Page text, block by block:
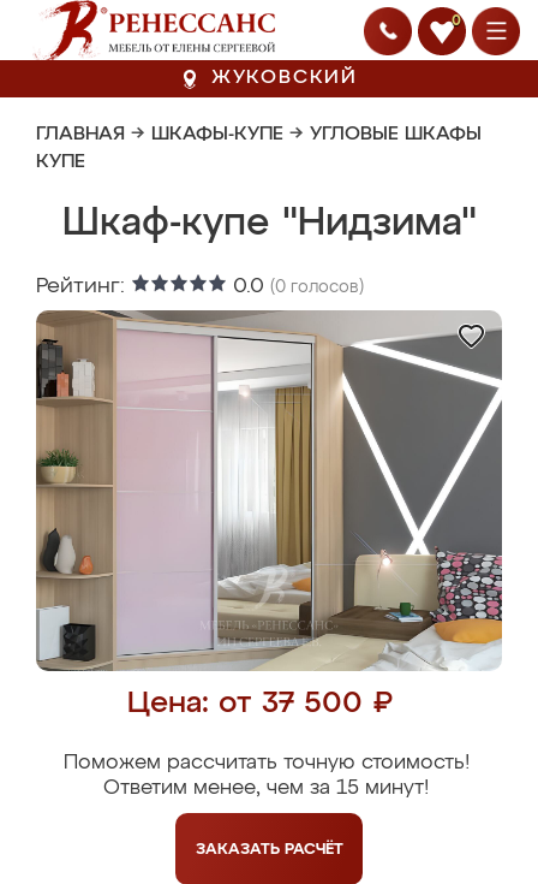
0
ЖУКОВСКИЙ
ГЛАВНАЯ → ШКАФЫ-КУПЕ → УГЛОВЫЕ ШКАФЫ
КУПЕ
Шкаф-купе "Нидзима"
Рейтинг: 0.0 (0 голосов)
Цена: от 37 500 ₽
Поможем рассчитать точную стоимость!
Ответим менее, чем за 15 минут!
ЗАКАЗАТЬ РАСЧЁТ